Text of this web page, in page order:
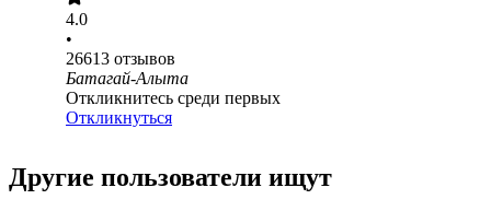
4.0
•
26613 отзывов
Батагай-Алыта
Откликнитесь среди первых
Откликнуться
Другие пользователи ищут